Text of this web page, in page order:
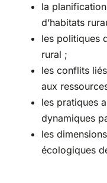
la
d’habitats
les politiques
rural ;
les conflits
aux
les pratiques
dynamiques
les
écologiques